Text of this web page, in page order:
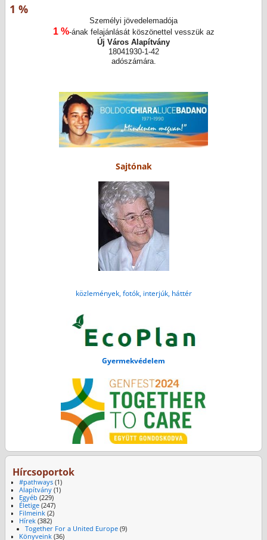
1 %
Személyi jövedelemadója
1 %-ának felajánlását köszönettel vesszük az
Új Város Alapítvány
18041930-1-42
adószámára.
Sajtónak
közlemények, fotók, interjúk, háttér
Gyermekvédelem
Hírcsoportok
#pathways(1)
Alapítvány(1)
Egyéb (229)
Életige(247)
Filmeink(2)
Hírek(382)
Together For a United Europe (9)
Könyveink(36)